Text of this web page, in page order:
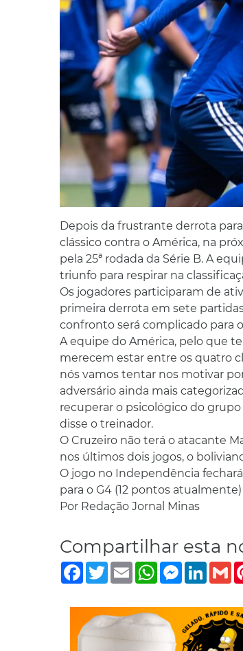
Depois da frustrante derrota
clássico contra o América, na
pela 25ª rodada da Série B. A
triunfo para respirar na
Os jogadores participaram de
primeira derrota em sete
confronto será complicado para
A equipe do América, pelo que
merecem estar entre os quatro
nós vamos tentar nos motivar
adversário ainda mais
recuperar o psicológico do
disse o treinador.
O Cruzeiro não terá o atacante
nos últimos dois jogos, o
O jogo no Independência
para o G4 (12 pontos
Por Redação Jornal Minas
Compartilhar esta
Facebook
TwitterEmailWhatsApp
Messenger